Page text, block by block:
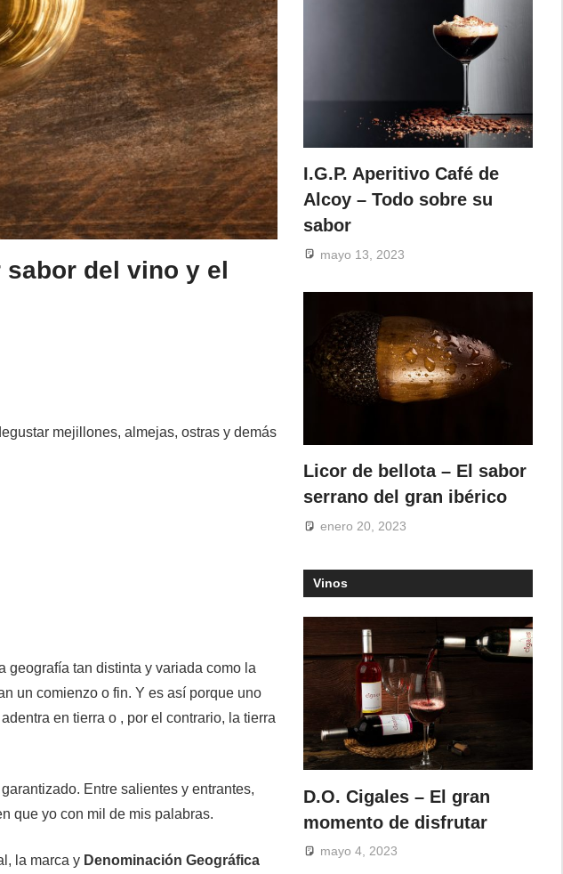
sabor del vino y el
mejillones, almejas, ostras y demás
geografía tan distinta y variada como la
un comienzo o fin. Y es así porque uno
en tierra o , por el contrario, la tierra
Entre salientes y entrantes,
que yo con mil de mis palabras.
la marca y Denominación Geográfica
I.G.P. Aperitivo Café de
Alcoy – Todo sobre su
sabor
mayo 13, 2023
Licor de bellota – El sabor
serrano del gran ibérico
enero 20, 2023
Vinos
D.O. Cigales – El gran
momento de disfrutar
mayo 4, 2023